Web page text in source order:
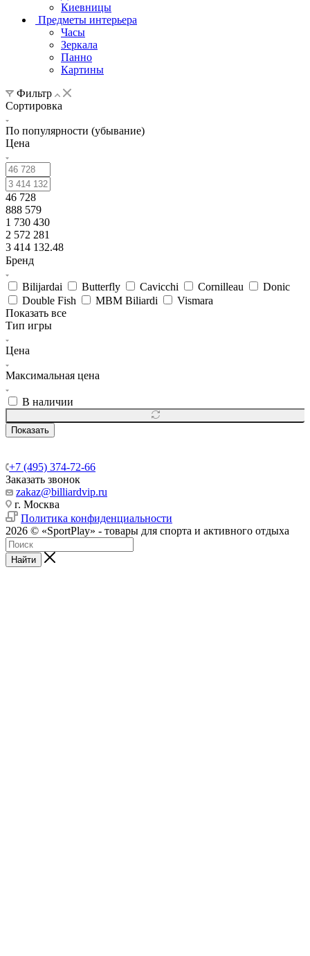
Киевницы
Предметы интерьера
Часы
Зеркала
Панно
Картины
Фильтр
Сортировка
По популярности (убывание)
Цена
46 728
888 579
1 730 430
2 572 281
3 414 132.48
Бренд
Bilijardai Butterfly Cavicchi Cornilleau
Donic
Double Fish
MBM Biliardi
Vismara
Показать все
Тип игры
Цена
Максимальная цена
В наличии
Показать
+7 (495) 374-72-66
Заказать звонок
zakaz@billiardvip.ru
г. Москва
Политика конфиденциальности
2026 © «SportPlay» - товары для спорта и активного отдыха
Найти